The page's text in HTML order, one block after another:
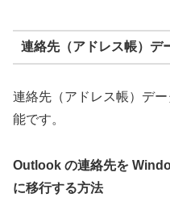
連絡先（アドレス帳）デ
連絡先（アドレス帳）デ
能です。
Outlook の連絡先を
に移行する方法